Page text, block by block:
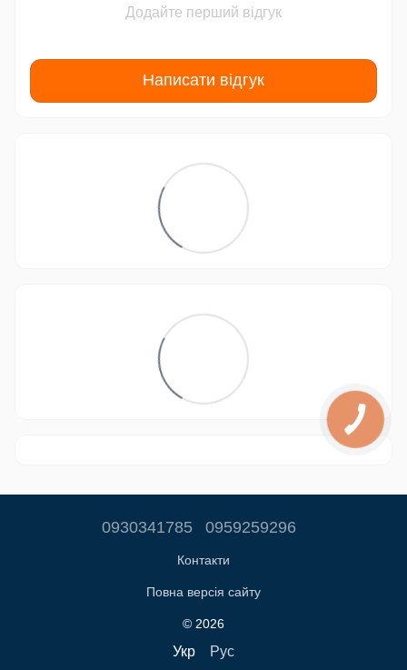
Додайте перший відгук
Написати відгук
0930341785 0959259296
Контакти
Повна версія сайту
© 2026
Укр Рус